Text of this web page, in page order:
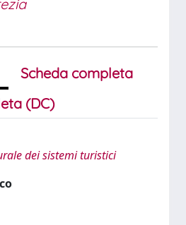
Scheda completa
(DC)
dei sistemi turistici